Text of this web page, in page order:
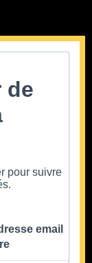
Building
de
pour suivre
email